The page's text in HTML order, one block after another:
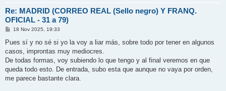
Re: MADRID (CORREO REAL (Sello negro) Y FRANQ.
OFICIAL - 31 a 79)
M
n
a
j
18 Nov 2025, 19:33
Pues sí y no sé si yo la voy a liar más, sobre todo por tener en algunos
casos, improntas muy mediocres.
De todas formas, voy subiendo lo que tengo y al final veremos en que
queda todo esto. De entrada, subo esta que aunque no vaya por orden,
me parece bastante clara.